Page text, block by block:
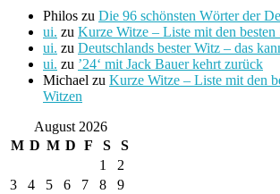
Philos zu Die 96 schönsten Wörter der
ui. zu Kurze Witze – Liste mit den besten
ui. zu Deutschlands bester Witz – das
ui. zu ’24‘ mit Jack Bauer kehrt zurück
Michael zu Kurze Witze – Liste mit den
Witzen
August 2026
M D M D F S
S
1
2
3
4 5 6 7 8
9